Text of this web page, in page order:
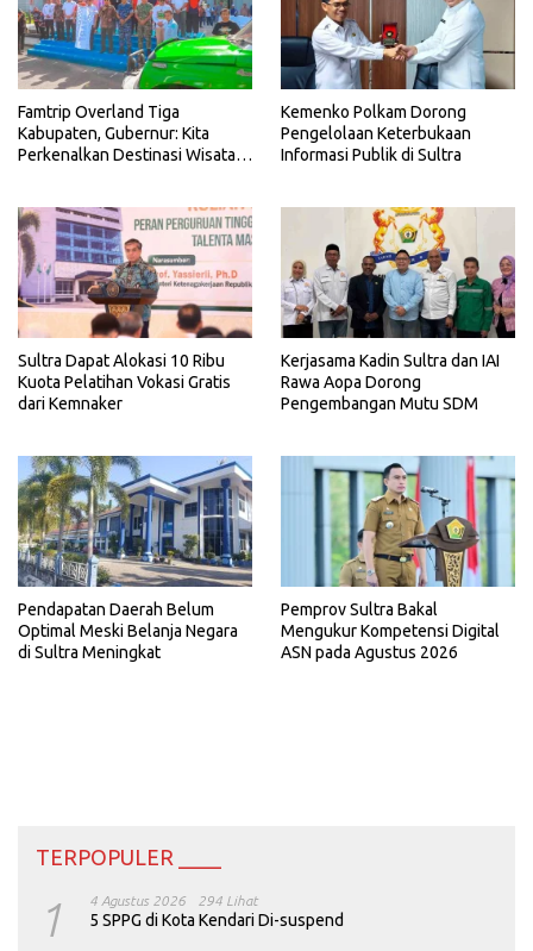
Famtrip Overland Tiga
Kabupaten, Gubernur: Kita
Perkenalkan Destinasi Wisata
Kemenko Polkam Dorong
Pengelolaan Keterbukaan
Informasi Publik di Sultra
Sultra Dapat Alokasi 10 Ribu
Kuota Pelatihan Vokasi Gratis
dari Kemnaker
Kerjasama Kadin Sultra dan IAI
Rawa Aopa Dorong
Pengembangan Mutu SDM
Pendapatan Daerah Belum
Optimal Meski Belanja Negara
di Sultra Meningkat
Pemprov Sultra Bakal
Mengukur Kompetensi Digital
ASN pada Agustus 2026
TERPOPULER ____
1 4 Agustus 2026 294 Lihat
5 SPPG di Kota Kendari Di-suspend